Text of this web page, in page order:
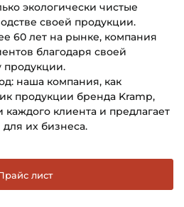
экологически чистые
своей продукции.
60 лет на рынке, компания
благодаря своей
продукции.
наша компания, как
продукции бренда Kramp,
каждого клиента и предлагает
их бизнеса.
лист